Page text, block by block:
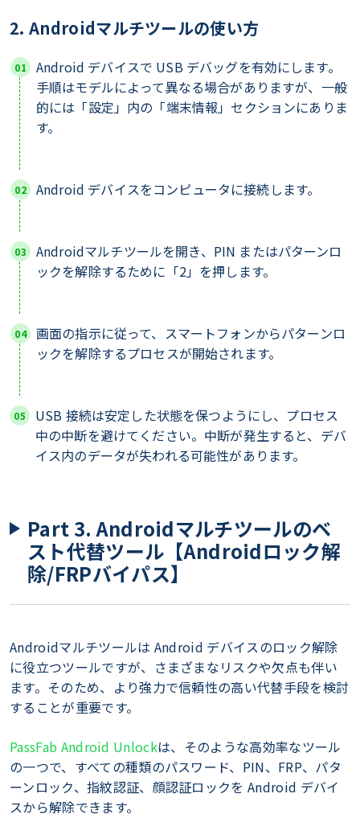
2. Androidマルチツールの使い方
Android デバイスで USB デバッグを有効にします。
手順はモデルによって異なる場合がありますが、一般
的には「設定」内の「端末情報」セクションにありま
す。
Android デバイスをコンピュータに接続します。
Androidマルチツールを開き、PIN またはパターンロ
ックを解除するために「2」を押します。
画面の指示に従って、スマートフォンからパターンロ
ックを解除するプロセスが開始されます。
USB 接続は安定した状態を保つようにし、プロセス
中の中断を避けてください。中断が発生すると、デバ
イス内のデータが失われる可能性があります。
Part 3. Androidマルチツールのベ
スト代替ツール【Androidロック解
除/FRPバイパス】
Androidマルチツールは Android デバイスのロック解除
に役立つツールですが、さまざまなリスクや欠点も伴い
ます。そのため、より強力で信頼性の高い代替手段を検討
することが重要です。
PassFab Android Unlockは、そのような高効率なツール
の一つで、すべての種類のパスワード、PIN、FRP、パタ
ーンロック、指紋認証、顔認証ロックを Android デバイ
スから解除できます。